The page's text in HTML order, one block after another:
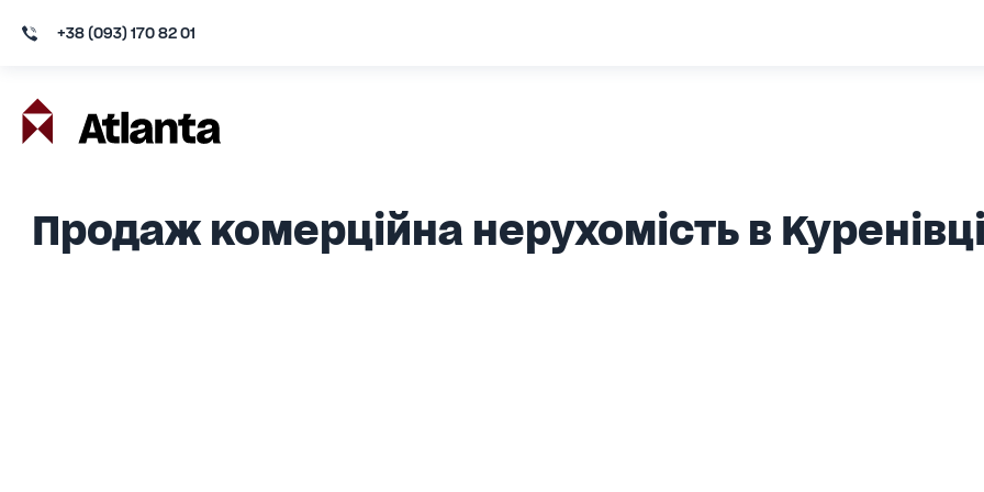
+38 (093) 170 82 01
Продаж комерційна нерухомість в Куренівці